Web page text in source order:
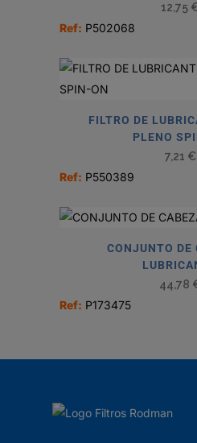
12,75
Ref: P502068
FILTRO DE
PLENO
7,21 €
Ref: P550389
CONJUNTO DE
44,78
Ref: P173475